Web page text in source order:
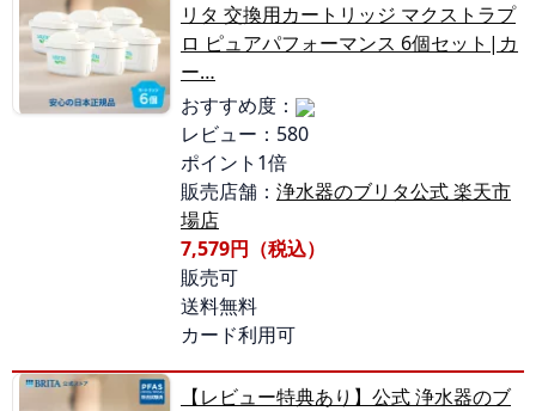
リタ 交換用カートリッジ マクストラプ
ロ ピュアパフォーマンス 6個セット|カ
ー…
おすすめ度：
レビュー：580
ポイント1倍
販売店舗： 浄水器のブリタ公式 楽天市
場店
7,579円（税込）
販売可
送料無料
カード利用可
【レビュー特典あり】公式 浄水器のブ